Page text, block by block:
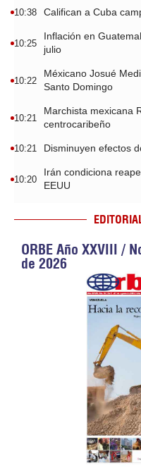
10:38 Califican a Cuba
10:25
Inflación en
julio
10:22
Méxicano Josué
Santo Domingo
10:21
Marchista mexicana
centrocaribeño
10:21 Disminuyen efectos
10:20
Irán condiciona
EEUU
ORBE Año XXVIII /
de 2026